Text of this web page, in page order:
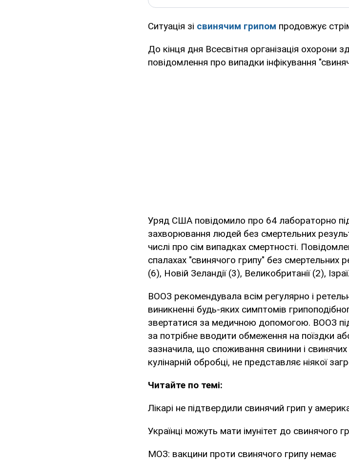
Ситуація зі свинячим грипом продовжує
До кінця дня Всесвітня організація охорони
повідомлення про випадки інфікування
Уряд США повідомило про 64 лабораторно
захворювання людей без смертельних
числі про сім випадках смертності.
спалахах "свинячого грипу" без смертельних
(6), Новій Зеландії (3), Великобританії (2),
ВООЗ рекомендувала всім регулярно і
виникненні будь-яких симптомів
звертатися за медичною допомогою. ВООЗ
за потрібне вводити обмеження на поїздки
зазначила, що споживання свинини і свинячих
кулінарній обробці, не представляє ніякої
Читайте по темі:
Лікарі не підтвердили свинячий грип у
Українці можуть мати імунітет до свинячого
МОЗ: вакцини проти свинячого грипу немає